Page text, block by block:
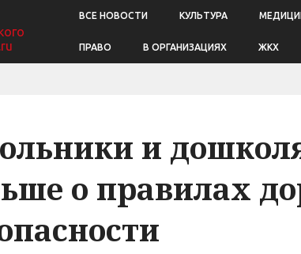
ВСЕ НОВОСТИ КУЛЬТУРА
ПРАВО В ОРГАНИЗАЦИЯХ ЖКХ
и
о правилах